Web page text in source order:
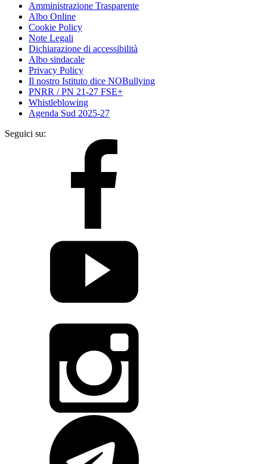
Amministrazione Trasparente
Albo Online
Cookie Policy
Note Legali
Dichiarazione di accessibilità
Albo sindacale
Privacy Policy
Il nostro Istituto dice NOBullying
PNRR / PN 21-27 FSE+
Whistleblowing
Agenda Sud 2025-27
Seguici su: